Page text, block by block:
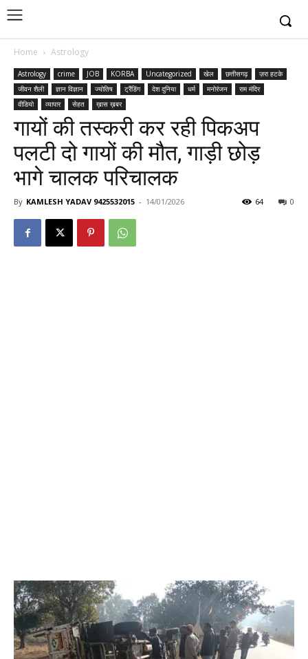
Home Astrology
Astrology crime JOB KORBA Uncategorized खेल छत्तीसगढ़
ज़रा हटके
जीवन शैली
ज्ञान विज्ञान ज्योतिष ट्रैंडिंग देश दुनिया धर्म मनोरंजन
राम मंदिर
वीडियो
व्यापार सेहत ख़ास ख़बर
गायों की तस्करी कर रही पिकअप
पलटी दो गायों की मौत, गाड़ी छोड़
भागे चालक परिचालक
By KAMLESH YADAV 9425532015 - 14/01/2026 0
64